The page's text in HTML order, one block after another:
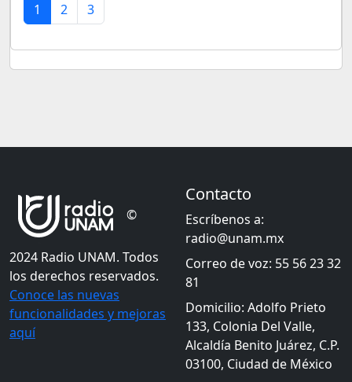
1 2 3
©
2024 Radio UNAM. Todos
los derechos reservados.
Conoce las nuevas
funcionalidades y mejoras
aquí
Contacto
Escríbenos a:
radio@unam.mx
Correo de voz: 55 56 23 32
81
Domicilio: Adolfo Prieto
133, Colonia Del Valle,
Alcaldía Benito Juárez, C.P.
03100, Ciudad de México